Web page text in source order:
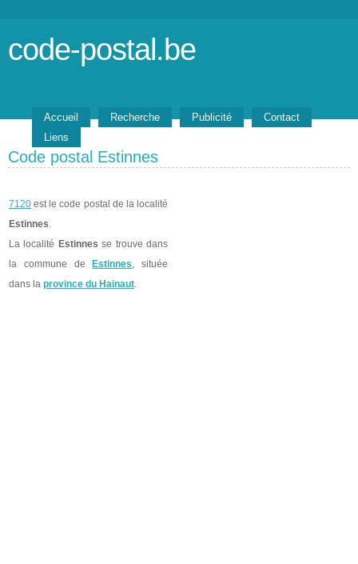
code-postal.be
Accueil Recherche Publicité
Contact
Liens
Code postal Estinnes
7120 est le code postal de la localité
Estinnes.
La localité Estinnes se trouve dans
la commune de
Estinnes, située
dans la province du Hainaut.